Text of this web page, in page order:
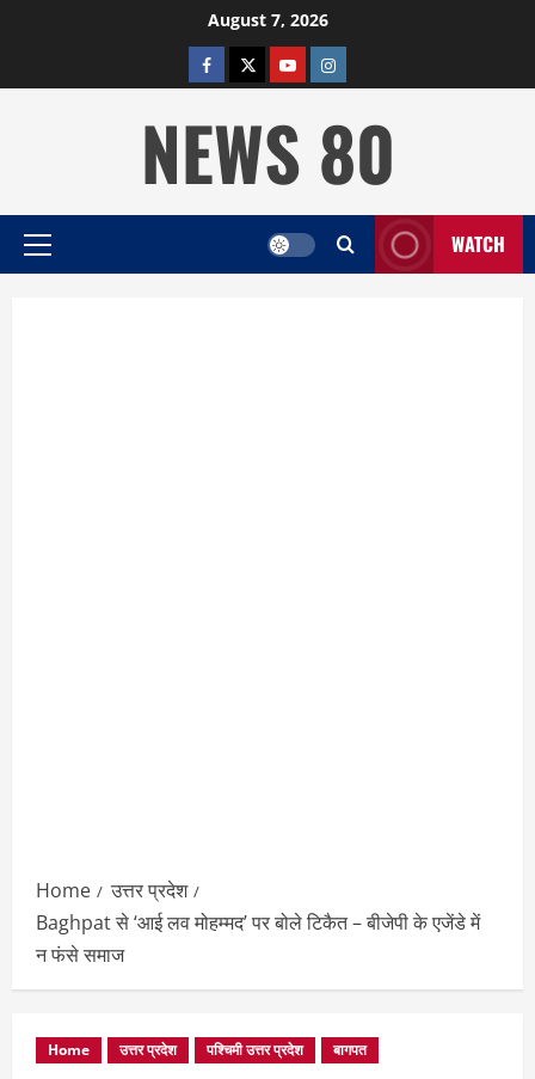
August 7, 2026
facebooktwitterYOUTUBE
instagram
NEWS 80
Primary
WATCH
Home
उत्तर प्रदेश
Baghpat से ‘आई लव मोहम्मद’ पर बोले टिकैत – बीजेपी के एजेंडे में
न फंसे समाज
Home उत्तर प्रदेश पश्चिमी उत्तर प्रदेश बागपत